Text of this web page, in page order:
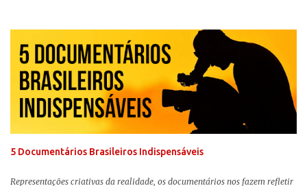
lançamento, posso afirmar que o longa, dirigido por Greta Gerwig (
Adoráveis Mulheres ) prometeu tudo e entregou mais ainda, se provando o
filme do ano até aqui. Repleto de criatividade, humor e sem medo de não se
levar a sério, a produção aborda temas complexos com críticas potentes. Já
conhecida por sua filmografia feminista, Gerwig traz uma reflexão de
como a Barbie se encaixa no mundo moderno, desenvolvendo a
importância e o impacto, positivo ou negativo, da boneca na vida das
pessoas. Isso tudo com um sentimento de nostalgia multigeracional. Na
5 Documentários Brasileiros Indispensáveis
Representações criativas da realidade, os documentários nos fazem refletir